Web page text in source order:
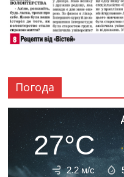
Погода
27°C
2.2 м/с